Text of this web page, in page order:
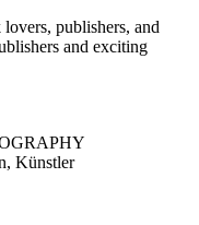
publishers, and
and exciting
Künstler